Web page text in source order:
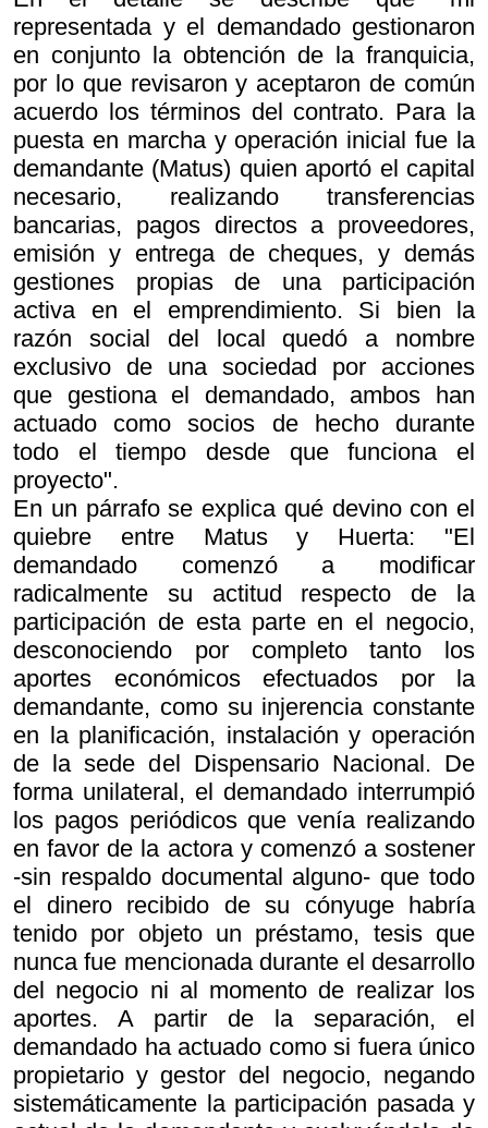
representada y el demandado gestionaron
en conjunto la obtención de la franquicia,
por lo que revisaron y aceptaron de común
acuerdo los términos del contrato. Para la
puesta en marcha y operación inicial fue la
demandante (Matus) quien aportó el capital
necesario, realizando transferencias
bancarias, pagos directos a proveedores,
emisión y entrega de cheques, y demás
gestiones propias de una participación
activa en el emprendimiento. Si bien la
razón social del local quedó a nombre
exclusivo de una sociedad por acciones
que gestiona el demandado, ambos han
actuado como socios de hecho durante
todo el tiempo desde que funciona el
proyecto".
En un párrafo se explica qué devino con el
quiebre entre Matus y Huerta: "El
demandado comenzó a modificar
radicalmente su actitud respecto de la
participación de esta parte en el negocio,
desconociendo por completo tanto los
aportes económicos efectuados por la
demandante, como su injerencia constante
en la planificación, instalación y operación
de la sede del Dispensario Nacional. De
forma unilateral, el demandado interrumpió
los pagos periódicos que venía realizando
en favor de la actora y comenzó a sostener
-sin respaldo documental alguno- que todo
el dinero recibido de su cónyuge habría
tenido por objeto un préstamo, tesis que
nunca fue mencionada durante el desarrollo
del negocio ni al momento de realizar los
aportes. A partir de la separación, el
demandado ha actuado como si fuera único
propietario y gestor del negocio, negando
sistemáticamente la participación pasada y